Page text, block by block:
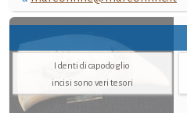
I denti di capodoglio
incisi sono veri tesori